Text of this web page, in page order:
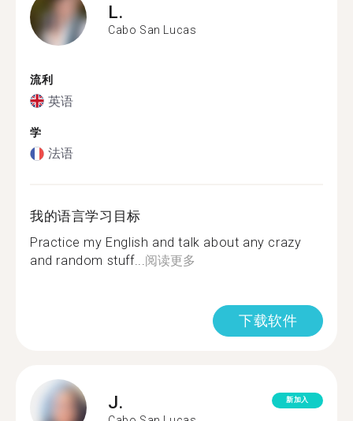
L.
Cabo San Lucas
流利
英语
学
法语
我的语言学习目标
Practice my English and talk about any crazy
and random stuff...阅读更多
下载软件
J. 新加入